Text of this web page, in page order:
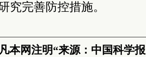
究完善防控措施。
本网注明“来源：中国科学